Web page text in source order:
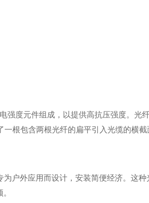
强度元件组成，以提供高抗压强度。光
根包含两根光纤的扁平引入光缆的横截
户外应用而设计，安装简便经济。这种